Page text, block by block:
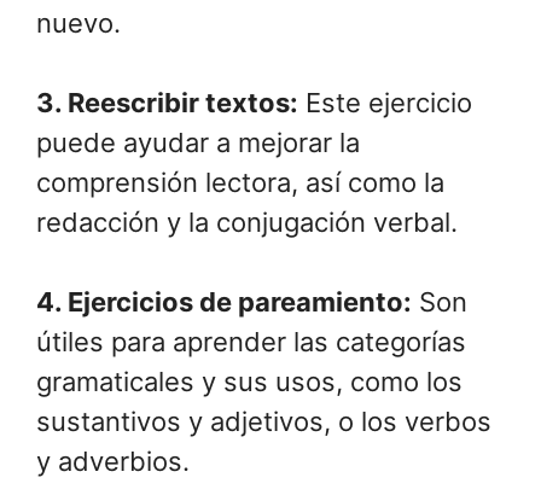
nuevo.
3. Reescribir textos: Este ejercicio
puede ayudar a mejorar la
comprensión lectora, así como la
redacción y la conjugación verbal.
4. Ejercicios de pareamiento: Son
útiles para aprender las categorías
gramaticales y sus usos, como los
sustantivos y adjetivos, o los verbos
y adverbios.